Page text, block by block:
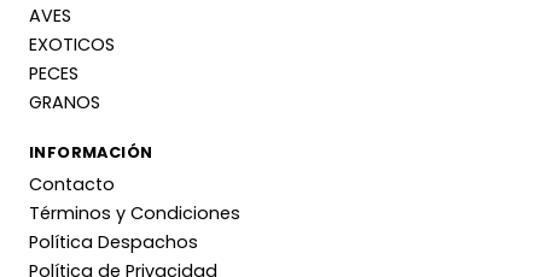
AVES
EXOTICOS
PECES
GRANOS
INFORMACIÓN
Contacto
Términos y Condiciones
Política Despachos
Política de Privacidad